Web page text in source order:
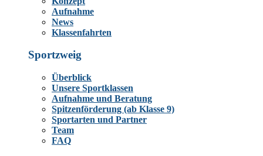
Aufnahme
News
Klassenfahrten
Sportzweig
Überblick
Unsere Sportklassen
Aufnahme und Beratung
Spitzenförderung (ab Klasse 9)
Sportarten und Partner
Team
FAQ